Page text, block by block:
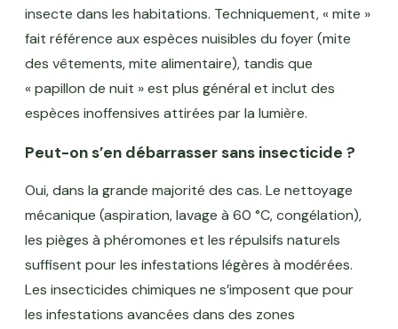
insecte dans les habitations. Techniquement, « mite »
fait référence aux espèces nuisibles du foyer (mite
des vêtements, mite alimentaire), tandis que
« papillon de nuit » est plus général et inclut des
espèces inoffensives attirées par la lumière.
Peut-on s’en débarrasser sans insecticide ?
Oui, dans la grande majorité des cas. Le nettoyage
mécanique (aspiration, lavage à 60 °C, congélation),
les pièges à phéromones et les répulsifs naturels
suffisent pour les infestations légères à modérées.
Les insecticides chimiques ne s’imposent que pour
les infestations avancées dans des zones